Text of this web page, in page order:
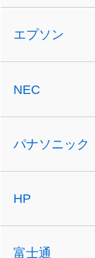
エプソン
NEC
パナソニック
HP
富士通